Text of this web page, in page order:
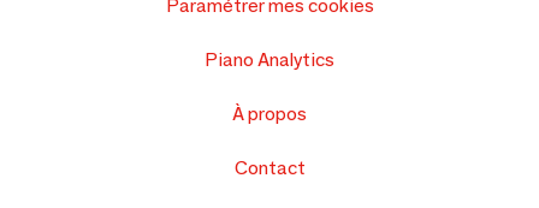
Paramétrer mes cookies
Piano Analytics
À propos
Contact